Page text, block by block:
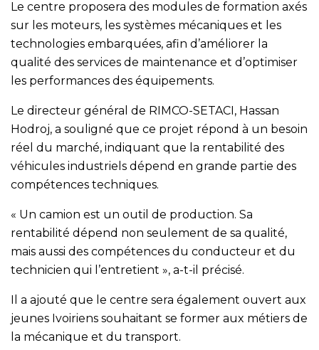
Le centre proposera des modules de formation axés
sur les moteurs, les systèmes mécaniques et les
technologies embarquées, afin d’améliorer la
qualité des services de maintenance et d’optimiser
les performances des équipements.
Le directeur général de RIMCO-SETACI, Hassan
Hodroj, a souligné que ce projet répond à un besoin
réel du marché, indiquant que la rentabilité des
véhicules industriels dépend en grande partie des
compétences techniques.
« Un camion est un outil de production. Sa
rentabilité dépend non seulement de sa qualité,
mais aussi des compétences du conducteur et du
technicien qui l’entretient », a-t-il précisé.
Il a ajouté que le centre sera également ouvert aux
jeunes Ivoiriens souhaitant se former aux métiers de
la mécanique et du transport.